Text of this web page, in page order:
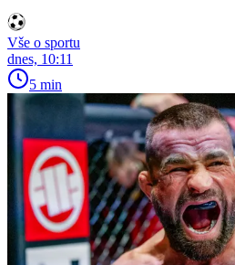
Vše o sportu
dnes, 10:11
5 min